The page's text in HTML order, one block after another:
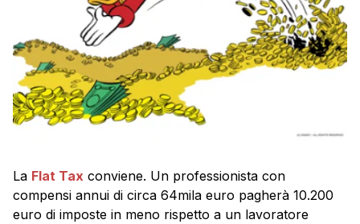
La Flat Tax conviene. Un professionista con
compensi annui di circa 64mila euro pagherà 10.200
euro di imposte in meno rispetto a un lavoratore